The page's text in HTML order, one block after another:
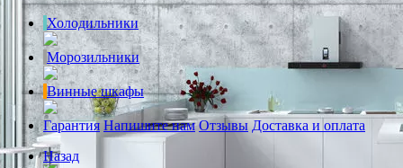
Холодильники
Морозильники
Винные шкафы
Гарантия Напишите нам Отзывы Доставка и оплата
Назад